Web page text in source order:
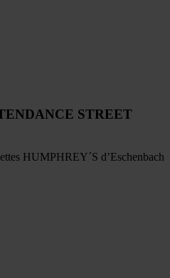
STREET
HUMPHREY´S d’Eschenbach